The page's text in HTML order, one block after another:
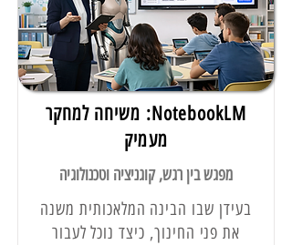
NotebookLM: משיחה למחקר
מעמיק
מפגש בין רגש, קוגניציה וטכנולוגיה
בעידן שבו הבינה המלאכותית משנה
את פני החינוך, כיצד נוכל לעבור